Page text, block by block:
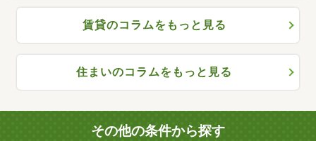
賃貸のコラムをもっと見る
住まいのコラムをもっと見る
その他の条件から探す